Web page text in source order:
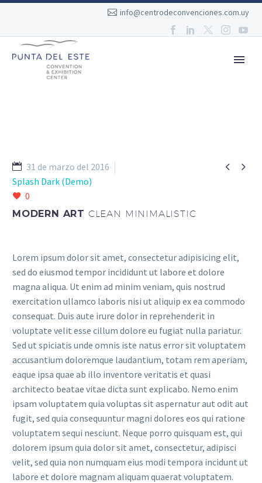
info@centrodeconvenciones.com.uy
 
31 de marzo del 2016
Splash Dark (Demo)
0
MODERN ART CLEAN MINIMALISTIC
Lorem ipsum dolor sit amet, consectetur adipisicing elit,
sed do eiusmod tempor incididunt ut labore et dolore
magna aliqua. Ut enim ad minim veniam, quis nostrud
exercitation ullamco laboris nisi ut aliquip ex ea commodo
consequat. Duis aute irure dolor in reprehenderit in
voluptate velit esse cillum dolore eu fugiat nulla pariatur.
Sed ut spiciatis unde omnis iste natus error sit voluptatem
accusantium doloremque laudantium, totam rem aperiam,
eaque ipsa quae ab illo inventore veritatis et quasi
architecto beatae vitae dicta sunt explicabo. Nemo enim
ipsam voluptatem quia voluptas sit aspernatur aut odit aut
fugit, sed quia consequuntur magni dolores eos qui ratione
voluptatem sequi nesciunt. Neque porro quisquam est, qui
dolorem ipsum quia dolor sit amet, consectetur, adipisci
velit, sed quia non numquam eius modi tempora incidunt ut
labore et dolore magnam aliquam quaerat voluptatem.